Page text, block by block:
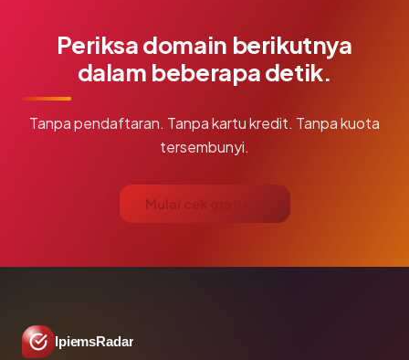
Periksa domain berikutnya
dalam beberapa detik.
Tanpa pendaftaran. Tanpa kartu kredit. Tanpa kuota
tersembunyi.
Mulai cek gratis →
IpiemsRadar